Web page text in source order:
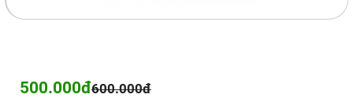
500.000đ600.000đ